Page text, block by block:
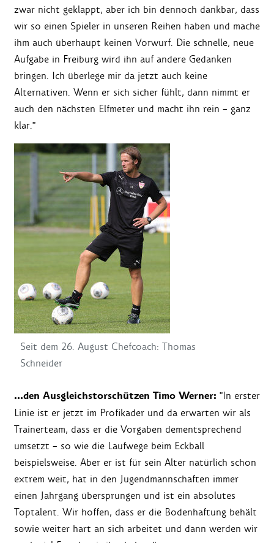
zwar nicht geklappt, aber ich bin dennoch dankbar, dass
wir so einen Spieler in unseren Reihen haben und mache
ihm auch überhaupt keinen Vorwurf. Die schnelle, neue
Aufgabe in Freiburg wird ihn auf andere Gedanken
bringen. Ich überlege mir da jetzt auch keine
Alternativen. Wenn er sich sicher fühlt, dann nimmt er
auch den nächsten Elfmeter und macht ihn rein – ganz
klar."
Seit dem 26. August Chefcoach: Thomas
Schneider
…den Ausgleichstorschützen Timo Werner: "In erster
Linie ist er jetzt im Profikader und da erwarten wir als
Trainerteam, dass er die Vorgaben dementsprechend
umsetzt – so wie die Laufwege beim Eckball
beispielsweise. Aber er ist für sein Alter natürlich schon
extrem weit, hat in den Jugendmannschaften immer
einen Jahrgang übersprungen und ist ein absolutes
Toptalent. Wir hoffen, dass er die Bodenhaftung behält
sowie weiter hart an sich arbeitet und dann werden wir